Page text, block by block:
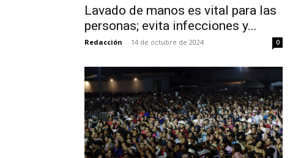
Lavado de manos es vital para las
personas; evita infecciones y...
Redacción - 14 de octubre de 2024 0